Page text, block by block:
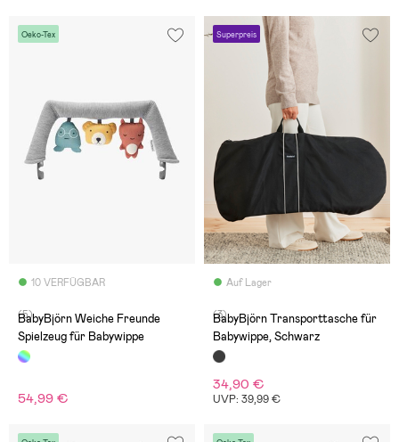
Oeko-Tex
10 VERFÜGBAR
(5)
BabyBjörn Weiche Freunde
Spielzeug für Babywippe
54,99 €
Superpreis
Auf Lager
(3)
BabyBjörn Transporttasche für
Babywippe, Schwarz
34,90 €
UVP: 39,99 €